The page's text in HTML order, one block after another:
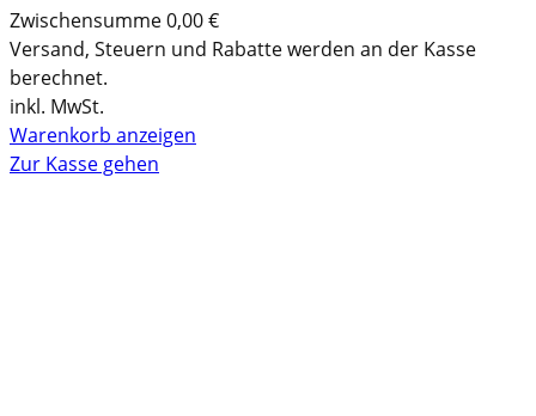
P
r
o
d
Zwischensumme0,00 €
Versand, Steuern und Rabatte werden an der Kasse
berechnet.
inkl. MwSt.
Warenkorb anzeigen
Zur Kasse gehen